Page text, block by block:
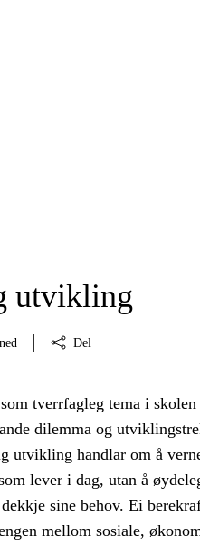
utvikling
Del
tverrfagleg tema i
dilemma og
utvikling handlar om å
lever i dag, utan å
sine behov. Ei
mellom sosiale,